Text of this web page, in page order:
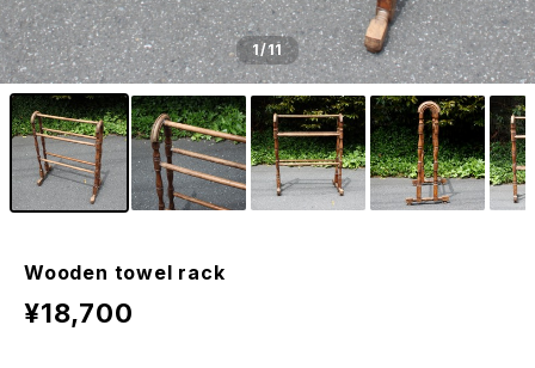
1/11
Wooden towel rack
¥18,700